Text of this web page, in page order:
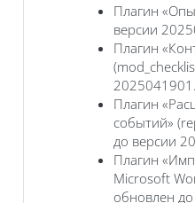
Плагин
версии
Плагин
2025041901.
Плагин
событий»
до версии
Плагин
Microsoft
обновлен